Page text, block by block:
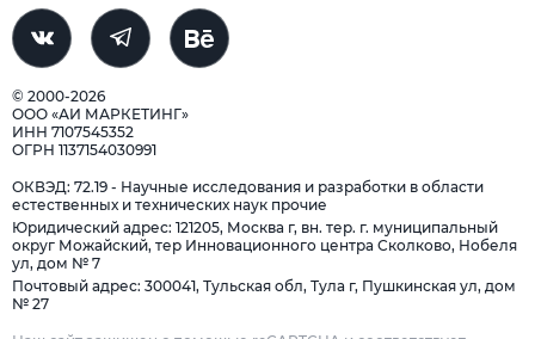
© 2000-2026
ООО «АИ МАРКЕТИНГ»
ИНН 7107545352
ОГРН 1137154030991
ОКВЭД: 72.19 - Научные исследования и разработки в области
естественных и технических наук прочие
Юридический адрес: 121205, Москва г, вн. тер. г. муниципальный
округ Можайский, тер Инновационного центра Сколково, Нобеля
ул, дом № 7
Почтовый адрес: 300041, Тульская обл, Тула г, Пушкинская ул, дом
№ 27